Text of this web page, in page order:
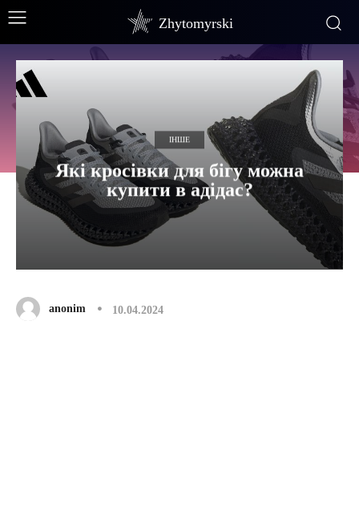
Zhytomyrski
ІНШЕ
Які кросівки для бігу можна
купити в адідас?
anonim 10.04.2024